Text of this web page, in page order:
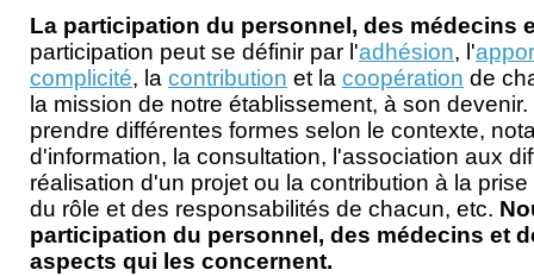
La participation du personnel, des médecins
participation peut se définir par l'adhésion, l'
complicité, la contribution et la coopération de
la mission de notre établissement, à son
prendre différentes formes selon le contexte,
d'information, la consultation, l'association aux
réalisation d'un projet ou la contribution à la
du rôle et des responsabilités de chacun, etc.
participation du personnel, des médecins et
aspects qui les concernent.